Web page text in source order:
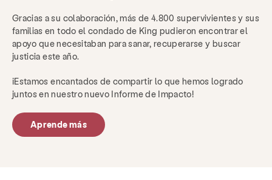
Gracias a su colaboración, más de 4.800 supervivientes y sus
familias en todo el condado de King pudieron encontrar el
apoyo que necesitaban para sanar, recuperarse y buscar
justicia este año.
¡Estamos encantados de compartir lo que hemos logrado
juntos en nuestro nuevo Informe de Impacto!
Aprende más